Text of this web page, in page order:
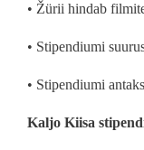
• Žürii hindab
• Stipendiumi
• Stipendiumi
Kaljo Kiisa